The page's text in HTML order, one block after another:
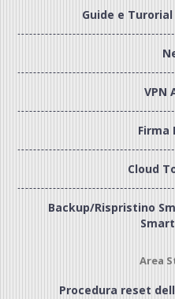
Guide e
VPN
Firma
Cloud
Backup/Rispristino
Area
Procedura reset